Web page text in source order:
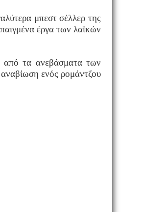
μπεστ σέλλερ της
έργα των λαϊκών
από τα ανεβάσματα των
ενός ρομάντζου